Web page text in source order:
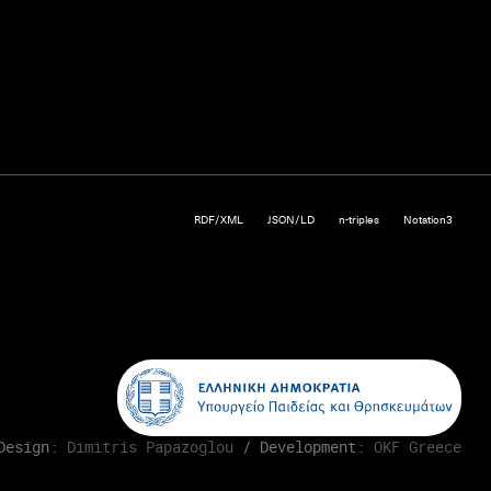
RDF/XML JSON/LD n-triples Notation3
Dimitris Papazoglou / Development: OKF Greece